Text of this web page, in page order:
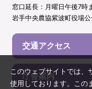
窓口延長：月曜日午後7時
岩手中央農協紫波町役場
交通アクセス
庁舎案内
このウェブサイトでは、
使用しております。この